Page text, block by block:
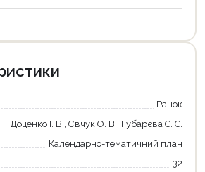
Ранок
Доценко І. В., Євчук О. В., Губарєва С. С.
Календарно-тематичний план
32